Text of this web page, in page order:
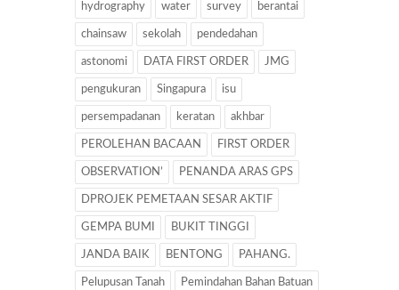
hydrography water survey berantai
chainsaw sekolah pendedahan
astonomi DATA FIRST ORDER JMG
pengukuran Singapura isu
persempadanan keratan akhbar
PEROLEHAN BACAAN FIRST ORDER
OBSERVATION’ PENANDA ARAS GPS
DPROJEK PEMETAAN SESAR AKTIF
GEMPA BUMI BUKIT TINGGI
JANDA BAIK BENTONG PAHANG.
Pelupusan Tanah Pemindahan Bahan Batuan